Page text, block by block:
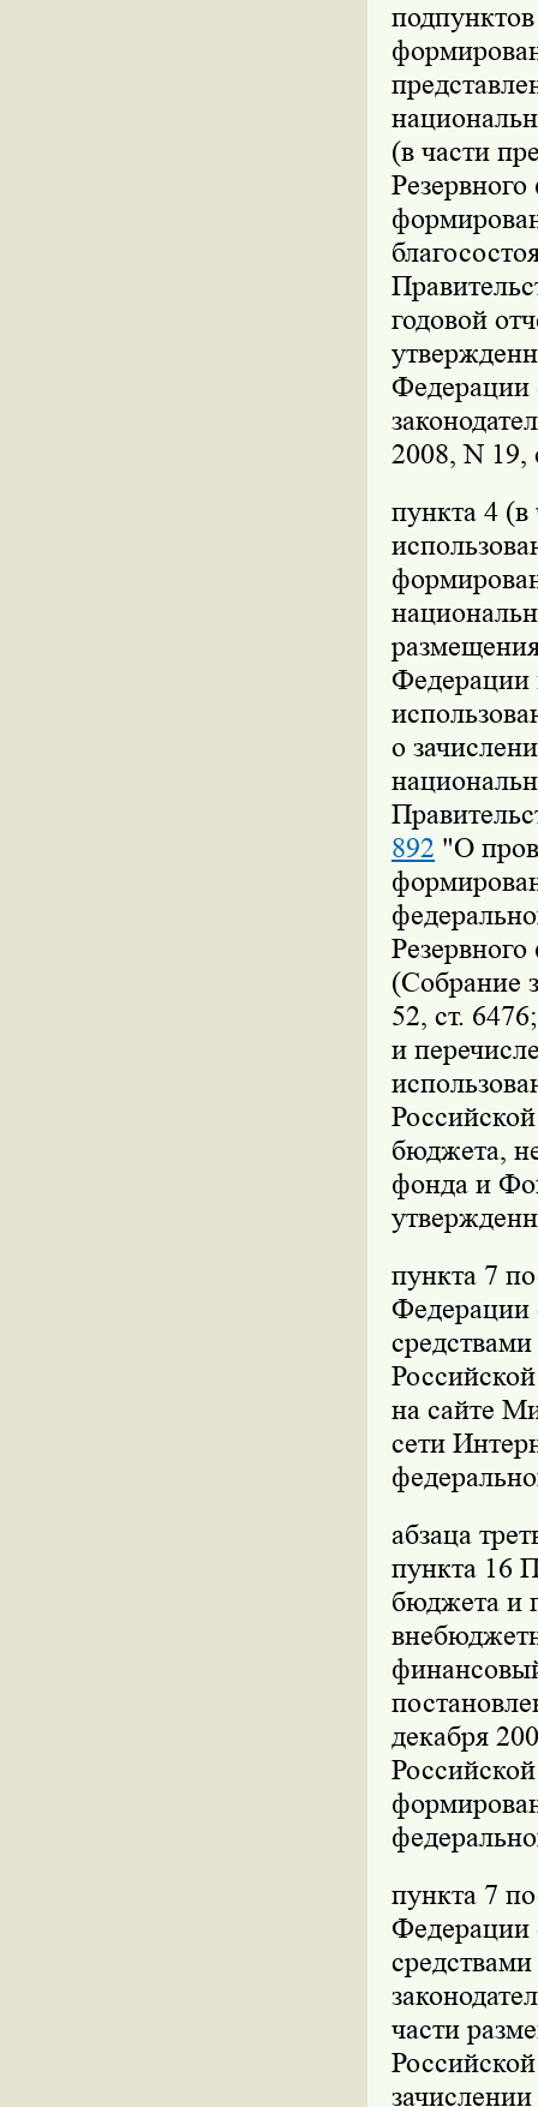
(в части
годовой
Федерации
2008, N 19,
пункта 4 (в
Федерации
о
892 "О
(Собрание
52, ст.
и
бюджета,
фонда и
пункта 7
Федерации
на сайте
сети
абзаца
пункта 16
бюджета и
декабря
пункта 7
Федерации
части